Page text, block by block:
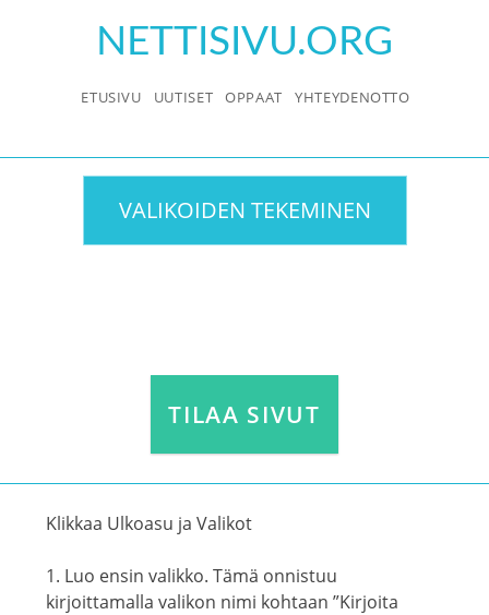
NETTISIVU.ORG
ETUSIVU UUTISET OPPAAT YHTEYDENOTTO
TILAA SIVUT
VALIKOIDEN TEKEMINEN
Klikkaa Ulkoasu ja Valikot
1. Luo ensin valikko. Tämä onnistuu
kirjoittamalla valikon nimi kohtaan ”Kirjoita